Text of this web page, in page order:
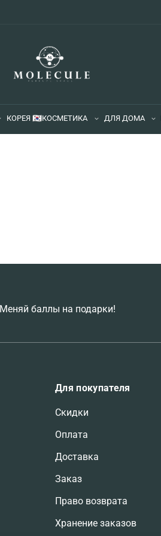
КОРЕЯ 🇰🇷КОСМЕТИКА ДЛЯ ДОМА
Меняй баллы на подарки!
Для покупателя
Скидки
Оплата
Доставка
Заказ
Право возврата
Хранение заказов